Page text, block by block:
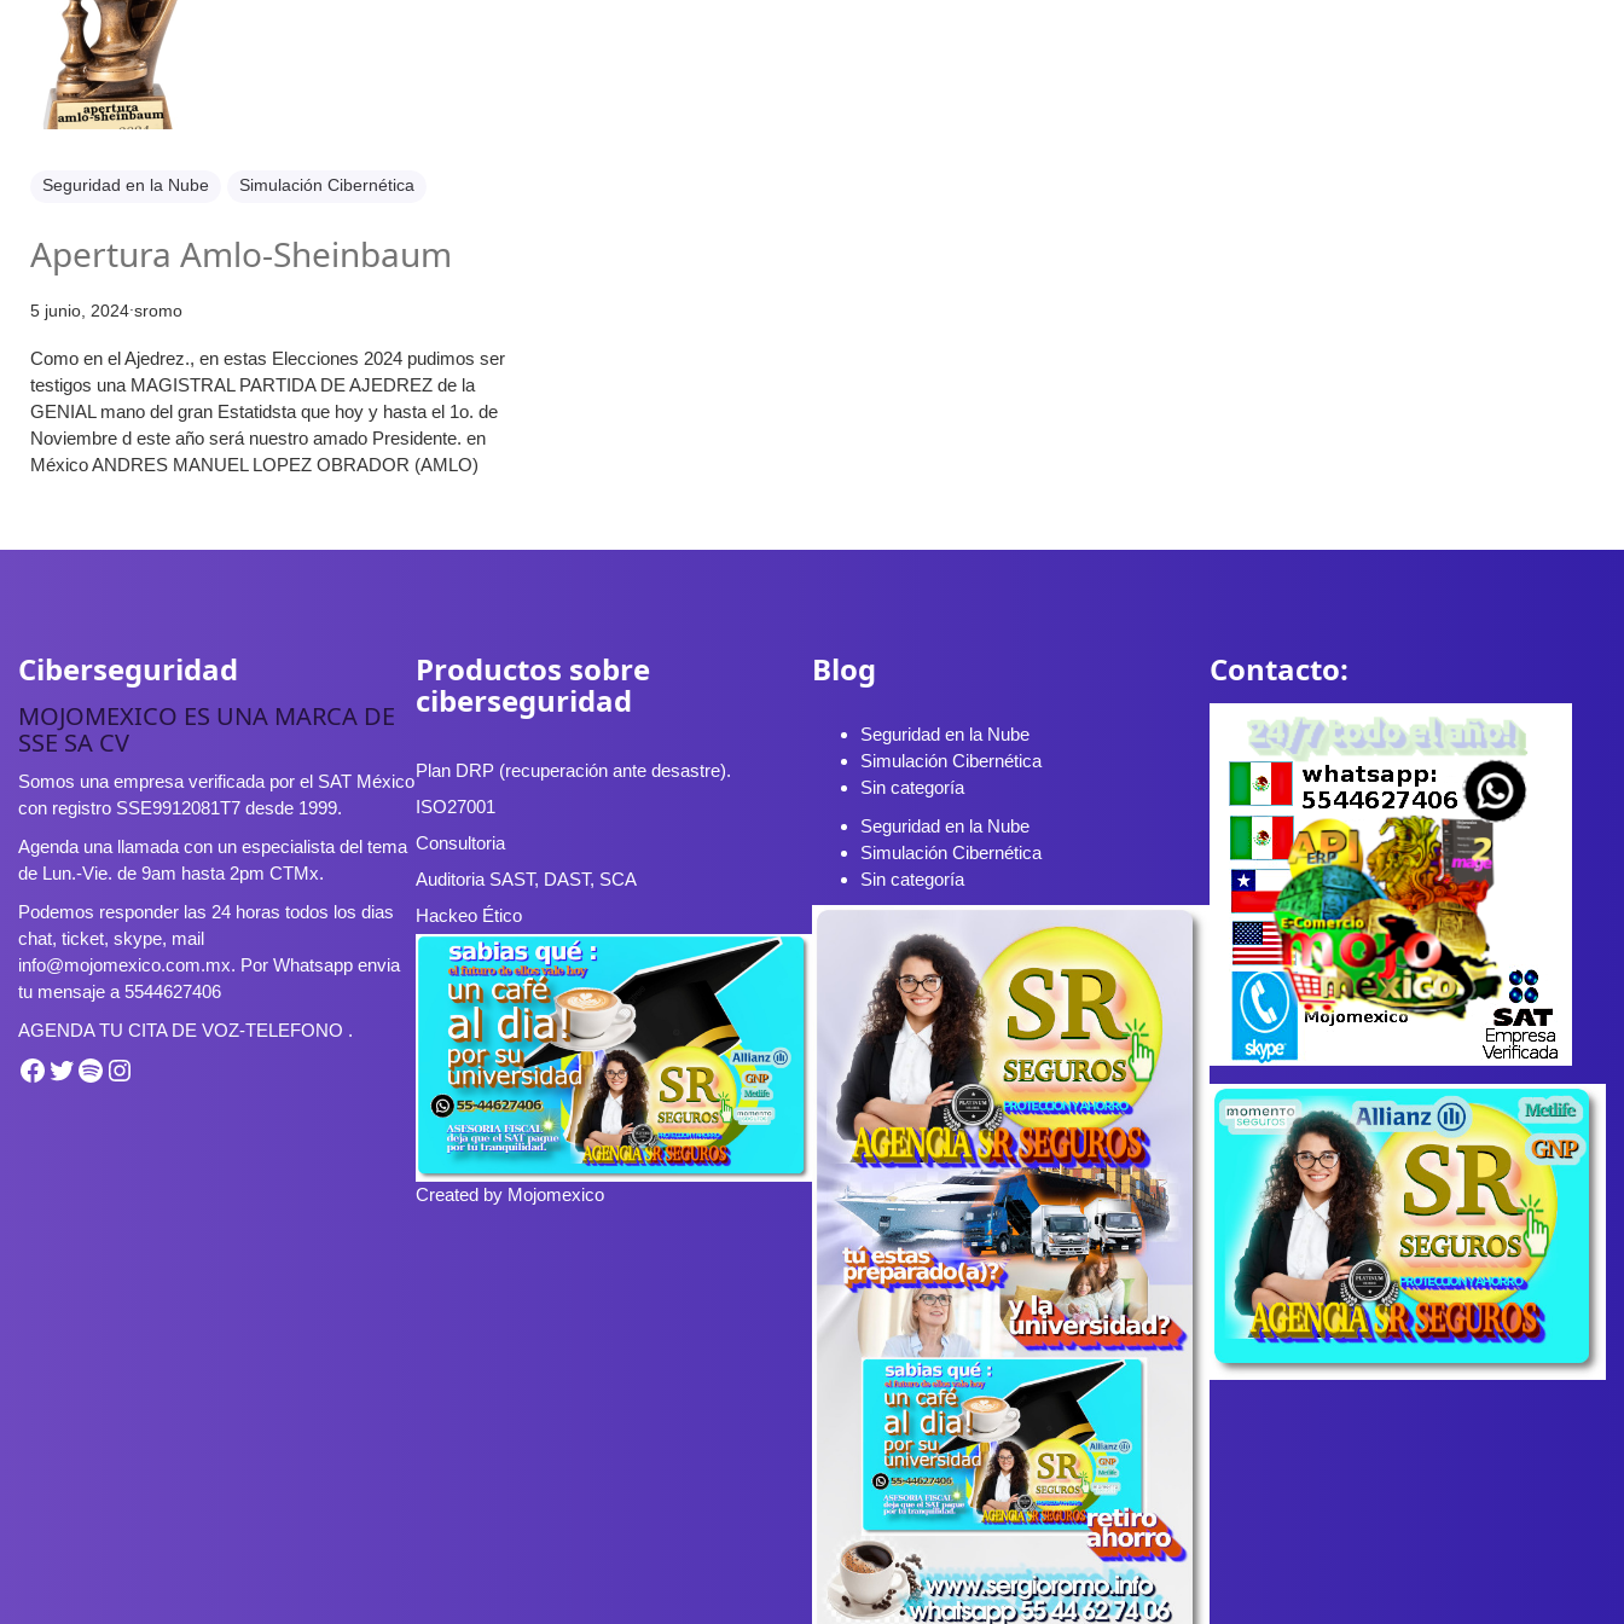
Seguridad en la Nube Simulación Cibernética
Apertura Amlo-Sheinbaum
5 junio, 2024 sromo
Como en el Ajedrez., en estas Elecciones 2024 pudimos ser
testigos una MAGISTRAL PARTIDA DE AJEDREZ de la
GENIAL mano del gran Estatidsta que hoy y hasta el 1o. de
Noviembre d este año será nuestro amado Presidente. en
México ANDRES MANUEL LOPEZ OBRADOR (AMLO)
Ciberseguridad
MOJOMEXICO ES UNA MARCA DE
SSE SA CV
Somos una empresa verificada por el SAT México
con registro SSE9912081T7 desde 1999.
Agenda una llamada con un especialista del tema
de Lun.-Vie. de 9am hasta 2pm CTMx.
Podemos responder las 24 horas todos los dias
chat, ticket, skype, mail
info@mojomexico.com.mx. Por Whatsapp envia
tu mensaje a 5544627406
AGENDA TU CITA DE VOZ-TELEFONO .
Facebook Twitter Spotify Instagram
Productos sobre
ciberseguridad
Plan DRP (recuperación ante desastre).
ISO27001
Consultoria
Auditoria SAST, DAST, SCA
Hackeo Ético
Created by Mojomexico
Blog
Seguridad en la Nube
Simulación Cibernética
Sin categoría
Seguridad en la Nube
Simulación Cibernética
Sin categoría
Contacto: